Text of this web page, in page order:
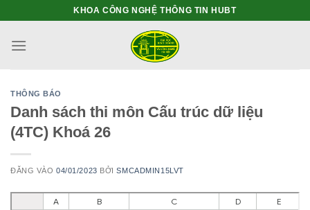
nội
KHOA CÔNG NGHỆ THÔNG TIN HUBT
THÔNG BÁO
Danh sách thi môn Cấu trúc dữ liệu
(4TC) Khoá 26
ĐĂNG VÀO04/01/2023 BỞISMCADMIN15LVT